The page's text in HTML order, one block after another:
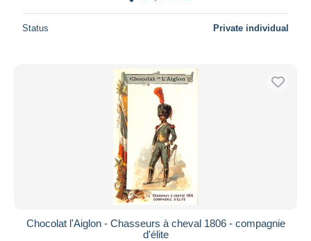
Status Private individual
Chocolat l'Aiglon - Chasseurs à cheval 1806 - compagnie
d'élite